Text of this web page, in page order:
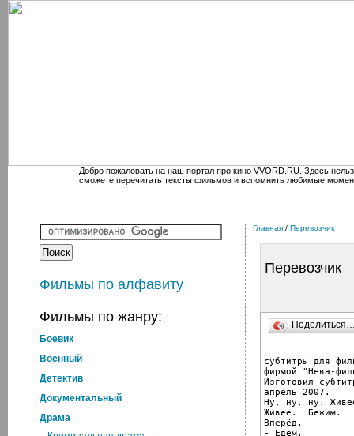
Добро пожаловать на наш портал про кино VVORD.RU. Здесь
сможете перечитать тексты фильмов и вспомнить любимые
Фильмы по алфавиту
Фильмы по жанру:
Боевик
Военный
Детектив
Документальный
Драма
Главная / Перевозчик
Перевозчик
субтитры для
фирмой "Нева-
Изготовил
апрель 2007.
Ну, ну, ну.
Живее.  Бежим.
Вперёд.
- Едем.